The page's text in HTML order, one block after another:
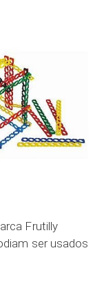
Frutilly
ser usados